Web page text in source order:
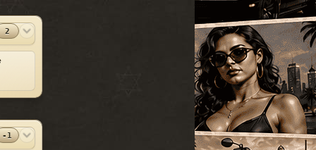
2
-1